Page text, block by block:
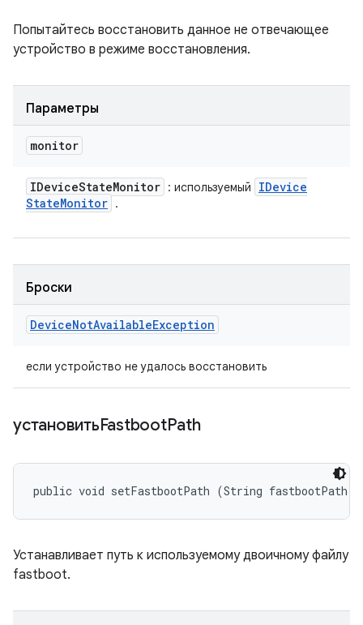
Попытайтесь восстановить данное не отвечающее
устройство в режиме восстановления.
Параметры
monitor
IDeviceStateMonitor : используемый
IDevice
StateMonitor .
Броски
DeviceNotAvailableException
если устройство не удалось восстановить
установитьFastbootPath
public void setFastbootPath (String fastbootPath)
Устанавливает путь к используемому двоичному файлу
fastboot.